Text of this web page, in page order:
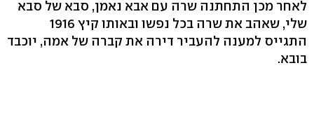
לאחר מכן התחתנה שרה עם אבא נאמן, סבא של סבא
שלי, שאהב את שרה בכל נפשו ובאותו קיץ 1916
התגייס למענה להעביר דירה את קברה של אמה, יוכבד
בובא.